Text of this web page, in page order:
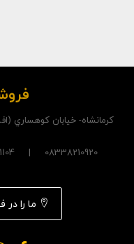
کرمانشاه- خيابان کوهساري
08338210920 | 09183581104 | info@idealeshop.ir
ما را